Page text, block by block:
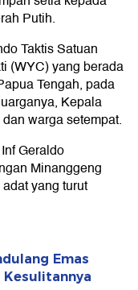
Putih.
Taktis Satuan
(WYC) yang berada
Tengah, pada
Kepala
warga setempat.
Geraldo
Minanggeng
yang turut
Emas
Kesulitannya